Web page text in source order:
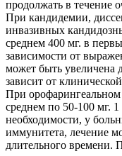
продолжать в течение
При кандидемии,
инвазивных
среднем 400 мг. в
зависимости от
может быть увеличена
зависит от
При орофарингеальном
среднем по 50-100 мг.
необходимости, у
иммунитета, лечение
длительного времени.